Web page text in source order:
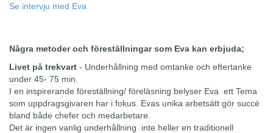
Se intervju med Eva
Några metoder och föreställningar som Eva kan erbjuda;
Livet på trekvart - Underhållning med omtanke och eftertanke
under 45- 75 min.
I en inspirerande föreställning/ föreläsning belyser Eva ett Tema
som uppdragsgivaren har i fokus. Evas unika arbetsätt gör succé
bland både chefer och medarbetare.
Det är ingen vanlig underhållning inte heller en traditionell